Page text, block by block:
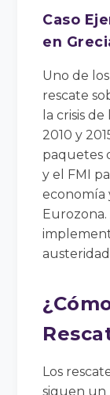
Caso
en
Uno de
rescate
la crisis
2010 y
paquetes
y el FMI
economía
Los
siguen un